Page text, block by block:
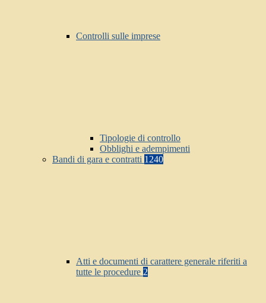
Controlli sulle imprese
Tipologie di controllo
Obblighi e adempimenti
Bandi di gara e contratti 1240
Atti e documenti di carattere generale riferiti a
tutte le procedure 2